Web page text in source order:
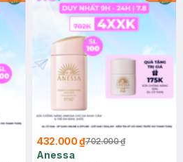
432.000 ₫702.000 ₫
Anessa